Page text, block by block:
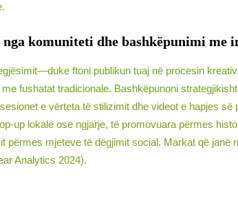
komuniteti dhe bashkëpunimi me
ftoni publikun tuaj në procesin
fushatat tradicionale. Bashkëpunoni
e vërteta të stilizimit dhe videot e hapjes
up lokalë ose ngjarje, të promovuara përmes
përmes mjeteve të dëgjimit social. Markat që
Analytics 2024).